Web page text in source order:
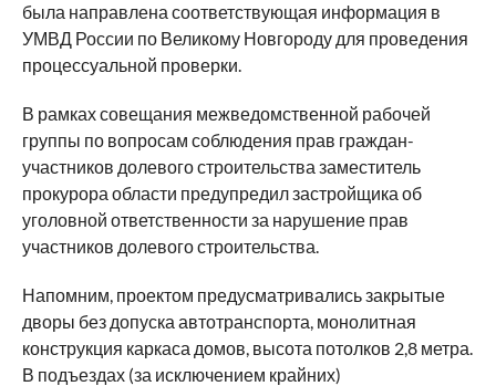
была направлена соответствующая информация в
УМВД России по Великому Новгороду для проведения
процессуальной проверки.
В рамках совещания межведомственной рабочей
группы по вопросам соблюдения прав граждан-
участников долевого строительства заместитель
прокурора области предупредил застройщика об
уголовной ответственности за нарушение прав
участников долевого строительства.
Напомним, проектом предусматривались закрытые
дворы без допуска автотранспорта, монолитная
конструкция каркаса домов, высота потолков 2,8 метра.
В подъездах (за исключением крайних)